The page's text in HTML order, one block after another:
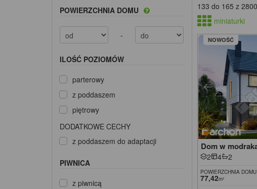
133 do 165 z
miniaturki
NOWOŚĆ
Dom w
2 4 2
POWIERZCHNIA DOMU
77,42m²
POWIERZCHNIA DOMU
-
ILOŚĆ POZIOMÓW
parterowy
z poddaszem
piętrowy
DODATKOWE CECHY
z poddaszem do adaptacji
PIWNICA
z piwnicą